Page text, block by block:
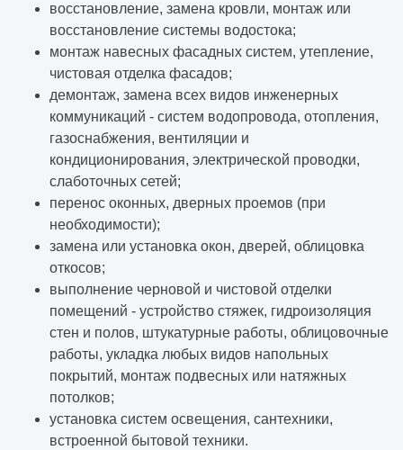
восстановление, замена кровли, монтаж или
восстановление системы водостока;
монтаж навесных фасадных систем, утепление,
чистовая отделка фасадов;
демонтаж, замена всех видов инженерных
коммуникаций - систем водопровода, отопления,
газоснабжения, вентиляции и
кондиционирования, электрической проводки,
слаботочных сетей;
перенос оконных, дверных проемов (при
необходимости);
замена или установка окон, дверей, облицовка
откосов;
выполнение черновой и чистовой отделки
помещений - устройство стяжек, гидроизоляция
стен и полов, штукатурные работы, облицовочные
работы, укладка любых видов напольных
покрытий, монтаж подвесных или натяжных
потолков;
установка систем освещения, сантехники,
встроенной бытовой техники.